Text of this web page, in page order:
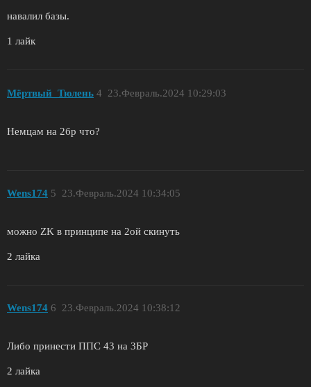
навалил базы.
1 лайк
Мёртвый_Тюлень 23.Февраль.2024 10:29:03
4
Немцам на 2бр что?
Wens174 23.Февраль.2024 10:34:05
5
можно ZK в принципе на 2ой скинуть
2 лайка
Wens174 23.Февраль.2024 10:38:12
6
Либо принести ППС 43 на 3БР
2 лайка